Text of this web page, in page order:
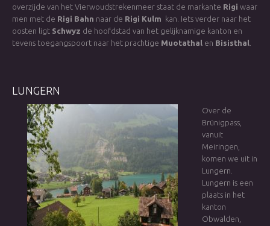
overzijde van het Vierwoudstrekenmeer staat de markante Rigi waar
men met de Rigi Bahn naar de Rigi Kulm
kan. Iets verder naar het
oosten ligt Schwyz de hoofdstad van het gelijknamige kanton en
tevens toegangspoort naar het prachtige Muotathal en Bisisthal
LUNGERN
Over de
Brünigpass,
vanuit
Meiringen,
komen we uit in
Lungern.
Lungern is een
plaats in het
kanton
Obwalden,